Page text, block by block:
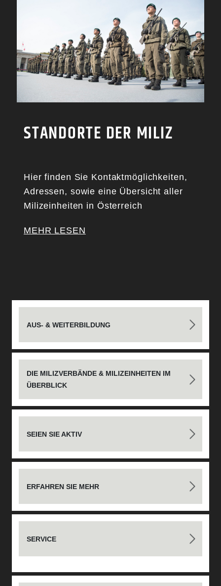
STANDORTE DER MILIZ
Hier finden Sie Kontaktmöglichkeiten,
Adressen, sowie eine Übersicht aller
Milizeinheiten in Österreich
MEHR LESEN
AUS- & WEITERBILDUNG
DIE MILIZVERBÄNDE & MILIZEINHEITEN IM
ÜBERBLICK
SEIEN SIE AKTIV
ERFAHREN SIE MEHR
SERVICE